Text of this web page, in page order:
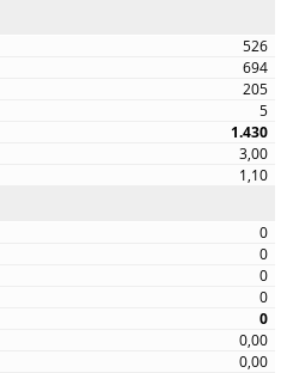
526
694
205
5
1.430
3,00
1,10
0
0
0
0
0
0,00
0,00